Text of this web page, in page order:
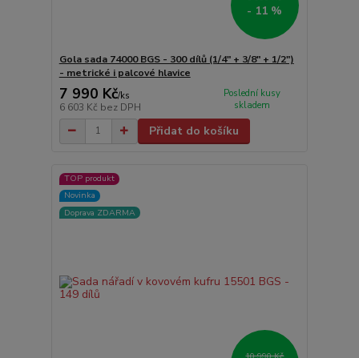
- 11 %
Gola sada 74000 BGS - 300 dílů (1/4" + 3/8" + 1/2")
- metrické i palcové hlavice
7 990 Kč/ks
6 603 Kč bez DPH
Poslední kusy
skladem
Přidat do košíku
TOP produkt
Novinka
Doprava ZDARMA